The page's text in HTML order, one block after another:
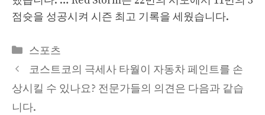
점슛을 성공시켜 시즌 최고 기록을 세웠습니다.
Categories
스포츠
코스트코의 극세사 타월이 자동차 페인트를 손
상시킬 수 있나요? 전문가들의 의견은 다음과 같습
니다.